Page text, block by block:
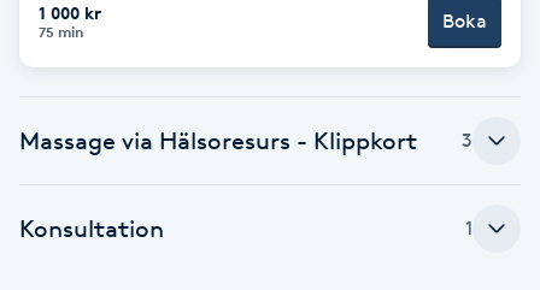
Color correction
Cryoterapi
Damklippning
1 000 kr
75 min Boka
Massage via Hälsoresurs - Klippkort 3
Konsultation 1